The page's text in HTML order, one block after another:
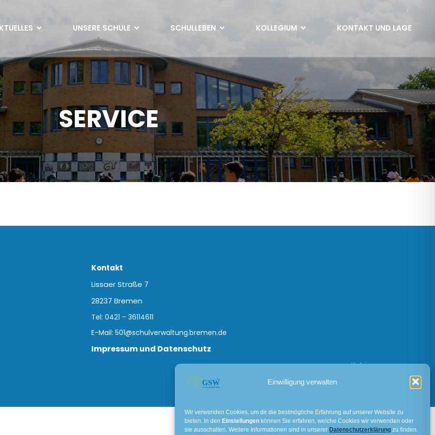
Einwilligung verwalten
Wir verwenden Cookies, um dir die bestmögliche Erfahrung auf unserer Website zu
bieten. In den Einstellungen können Sie erfahren, welche Cookies wir verwenden oder
sie ausschalten. Weitere Informationen sind in unserer Datenschutzerklärung zu finden.
UNSERE SCHULE SCHULLEBEN KOLLEGIUM KONTAKT UND LAGE
SERVICE
Kontakt
Lissaer Straße 7
28237 Bremen
Tel: 0421 – 36114611
E-Mail:501@schulverwaltung.bremen.de
Impressum und Datenschutz
© 2026 Gesamtschule Bremen-West. Created for free using WordPress andKubio